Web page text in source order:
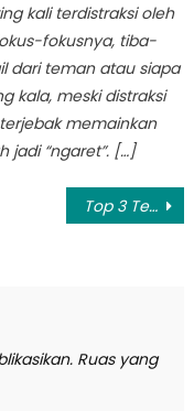
kali terdistraksi oleh
fokusnya, tiba-
dari teman atau siapa
kala, meski distraksi
memainkan
jadi “ngaret”. […]
Top 3 Tekno: Harga Xiaomi Redmi Note 3 Pro hingga Mario Segale
Ruas yang